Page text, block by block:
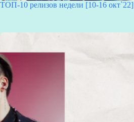
ТОП-10 релизов недели [10-16 окт`22]